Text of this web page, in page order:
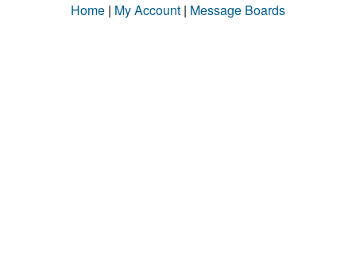
Home | My Account | Message Boards